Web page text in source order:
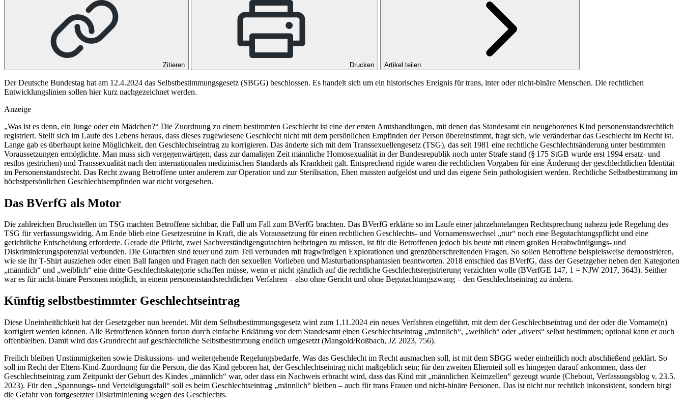
Zitieren Drucken Artikel teilen
Der Deutsche Bundestag hat am 12.4.​2024 das Selbstbestimmungsgesetz (SBGG) beschlossen. Es handelt sich um ein historisches Ereignis für trans, inter oder nicht-binäre Menschen. Die rechtlichen
Entwicklungslinien sollen hier kurz nachgezeichnet werden.
Anzeige
„Was ist es denn, ein Junge oder ein Mädchen?“ Die Zuordnung zu einem bestimmten Geschlecht ist eine der ersten Amtshandlungen, mit denen das Standesamt ein neugeborenes Kind personenstandsrechtlich
registriert. Stellt sich im Laufe des Lebens heraus, dass dieses zugewiesene Geschlecht nicht mit dem persönlichen Empfinden der Person übereinstimmt, fragt sich, wie veränderbar das Geschlecht im Recht ist.
Lange gab es überhaupt keine Möglichkeit, den Geschlechtseintrag zu korrigieren. Das änderte sich mit dem Transsexuellengesetz (TSG), das seit 1981 eine rechtliche Geschlechtsänderung unter bestimmten
Voraussetzungen ermöglichte. Man muss sich vergegenwärtigen, dass zur damaligen Zeit männliche Homosexualität in der Bundesrepublik noch unter Strafe stand (§ 175 StGB wurde erst 1994 ersatz- und
restlos gestrichen) und Transsexualität nach den internationalen medizinischen Standards als Krankheit galt. Entsprechend rigide waren die rechtlichen Vorgaben für eine Änderung der geschlechtlichen Identität
im Personenstandsrecht. Das Recht zwang Betroffene unter anderem zur Operation und zur Sterilisation, Ehen mussten aufgelöst und und das eigene Sein pathologisiert werden. Rechtliche Selbstbestimmung im
höchstpersönlichen Geschlechtsempfinden war nicht vorgesehen.
Das BVerfG als Motor
Die zahlreichen Bruchstellen im TSG machten Betroffene sichtbar, die Fall um Fall zum BVerfG brachten. Das BVerfG erklärte so im Laufe einer jahrzehntelangen Rechtsprechung nahezu jede Regelung des
TSG für verfassungswidrig. Am Ende blieb eine Gesetzesruine in Kraft, die als Voraussetzung für einen rechtlichen Geschlechts- und Vornamenswechsel „nur“ noch eine Begutachtungspflicht und eine
gerichtliche Entscheidung erforderte. Gerade die Pflicht, zwei Sachverständigengutachten beibringen zu müssen, ist für die Betroffenen jedoch bis heute mit einem großen Herabwürdigungs- und
Diskriminierungspotenzial verbunden. Die Gutachten sind teuer und zum Teil verbunden mit fragwürdigen Explorationen und grenzüberschreitenden Fragen. So sollen Betroffene beispielsweise demonstrieren,
wie sie ihr T-Shirt ausziehen oder einen Ball fangen und Fragen nach den sexuellen Vorlieben und Masturbationsphantasien beantworten. 2018 entschied das BVerfG, dass der Gesetzgeber neben den Kategorien
„männlich“ und „weiblich“ eine dritte Geschlechtskategorie schaffen müsse, wenn er nicht gänzlich auf die rechtliche Geschlechtsregistrierung verzichten wolle (BVerfGE 147, 1 = NJW 2017, 3643). Seither
war es für nicht-binäre Personen möglich, in einem personenstandsrechtlichen Verfahren – also ohne Gericht und ohne Begutachtungszwang – den Geschlechtseintrag zu ändern.
Künftig selbstbestimmter Geschlechtseintrag
Diese Uneinheitlichkeit hat der Gesetzgeber nun beendet. Mit dem Selbstbestimmungsgesetz wird zum 1.11.​2024 ein neues Verfahren eingeführt, mit dem der Geschlechtseintrag und der oder die Vorname(n)
korrigiert werden können. Alle Betroffenen können fortan durch einfache Erklärung vor dem Standesamt einen Geschlechtseintrag „männlich“, „weiblich“ oder „divers“ selbst bestimmen; optional kann er auch
offenbleiben. Damit wird das Grundrecht auf geschlechtliche Selbstbestimmung endlich umgesetzt (Mangold/Roßbach, JZ 2023, 756).
Freilich bleiben Unstimmigkeiten sowie Diskussions- und weitergehende Regelungsbedarfe. Was das Geschlecht im Recht ausmachen soll, ist mit dem SBGG weder einheitlich noch abschließend geklärt. So
soll im Recht der Eltern-Kind-Zuordnung für die Person, die das Kind geboren hat, der Geschlechtseintrag nicht maßgeblich sein; für den zweiten Elternteil soll es hingegen darauf ankommen, dass der
Geschlechtseintrag zum Zeitpunkt der Geburt des Kindes „männlich“ war, oder dass ein Nachweis erbracht wird, dass das Kind mit „männlichen Keimzellen“ gezeugt wurde (Chebout, Verfassungsblog v. 23.5.​
2023). Für den „Spannungs- und Verteidigungsfall“ soll es beim Geschlechtseintrag „männlich“ bleiben – auch für trans Frauen und nicht-binäre Personen. Das ist nicht nur rechtlich inkonsistent, sondern birgt
die Gefahr von fortgesetzter Diskriminierung wegen des Geschlechts.